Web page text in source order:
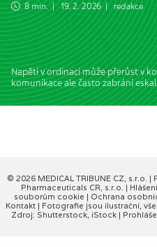
8 min. | 19. 2. 2026 | redakce
Napětí v ordinaci může přerůst v
komunikace ale často zabrání
© 2026 MEDICAL TRIBUNE CZ, s.r.o. |
Pharmaceuticals CR, s.r.o. |
souborům cookie | Ochrana
Kontakt | Fotografie jsou ilustrační,
Zdroj: Shutterstock, iStock |